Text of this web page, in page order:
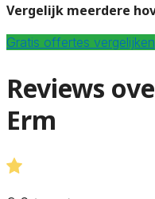
Vergelijk meerdere
Gratis offertes vergelijken
Reviews
Erm